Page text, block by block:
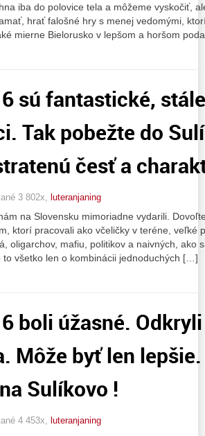
iba do polovice tela a môžeme vyskočiť,
hrať falošné hry s menej vedomými,
mierne Bielorusko v lepšom a horšom
sú fantastické,
Tak pobežte do
česť a
3 802x, luteranjaning
na Slovensku mimoriadne vydarili.
ktorí pracovali ako včeličky v teréne, veľké
oligarchov, mafiu, politikov a naivných, ako
to všetko len o kombinácii jednoduchých […]
boli úžasné.
Môže byť len
Sulíkovo !
4 453x, luteranjaning